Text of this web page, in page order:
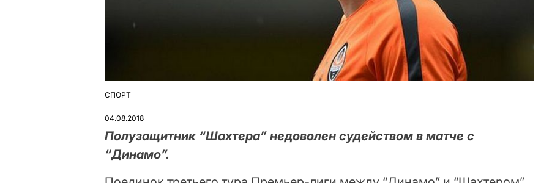
ОПУБЛІКУВАТИ
СПОРТ
04.08.2018
Полузащитник “Шахтера” недоволен судейством в матче с
“Динамо”.